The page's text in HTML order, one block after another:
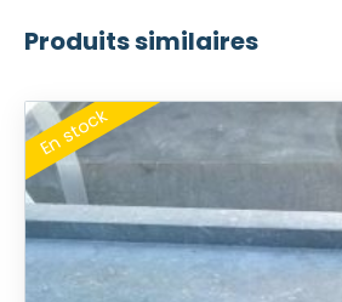
Produits similaires